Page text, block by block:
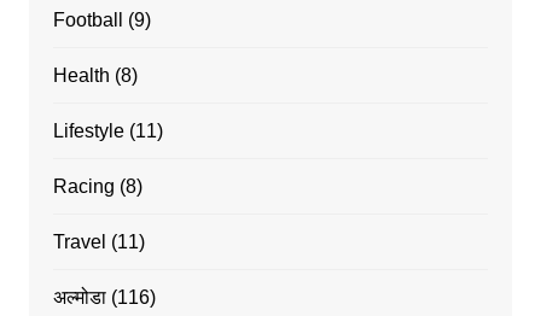
Football (9)
Health (8)
Lifestyle(11)
Racing (8)
Travel (11)
अल्मोडा(116)